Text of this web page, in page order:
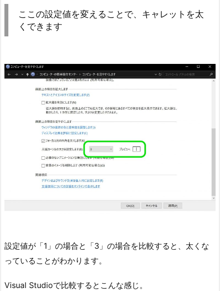
ここの設定値を変えることで、キャレットを太
くできます
設定値が「1」の場合と「3」の場合を比較すると、太くな
っていることがわかります。
Visual Studioで比較するとこんな感じ。